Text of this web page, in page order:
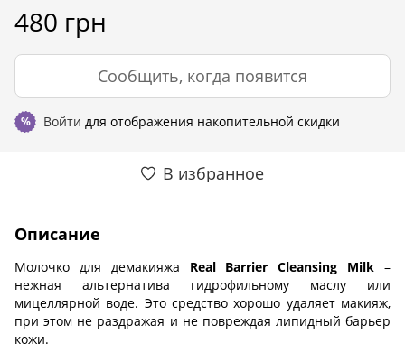
480 грн
Сообщить, когда появится
% Войти для отображения накопительной скидки
В избранное
Описание
Молочко для демакияжа Real Barrier Cleansing Milk –
нежная альтернатива гидрофильному маслу или
мицеллярной воде. Это средство хорошо удаляет макияж,
при этом не раздражая и не повреждая липидный барьер
кожи.